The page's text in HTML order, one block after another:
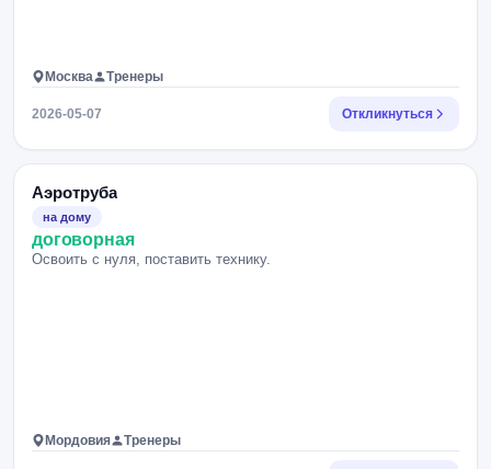
Москва Тренеры
2026-05-07 Откликнуться
Аэротруба
на дому
договорная
Освоить с нуля, поставить технику.
Мордовия Тренеры